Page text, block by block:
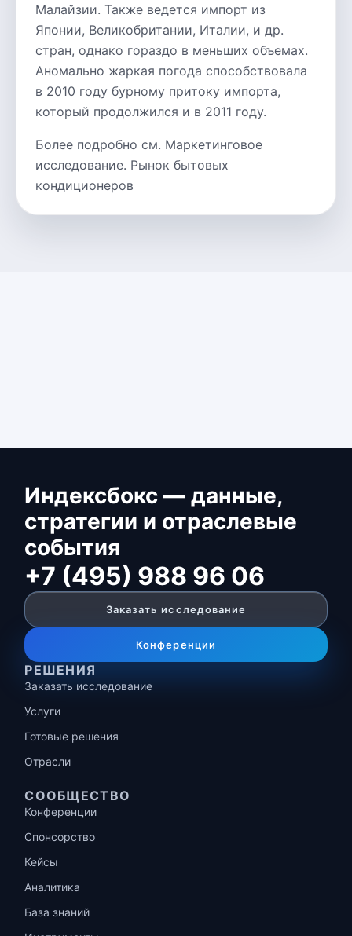
Малайзии. Также ведется импорт из
Японии, Великобритании, Италии, и др.
стран, однако гораздо в меньших объемах.
Аномально жаркая погода способствовала
в 2010 году бурному притоку импорта,
который продолжился и в 2011 году.
Более подробно см. Маркетинговое
исследование. Рынок бытовых
кондиционеров
Индексбокс — данные,
стратегии и отраслевые
события
+7 (495) 988 96 06
Заказать исследование
Конференции
РЕШЕНИЯ
Заказать исследование
Услуги
Готовые решения
Отрасли
СООБЩЕСТВО
Конференции
Спонсорство
Кейсы
Аналитика
База знаний